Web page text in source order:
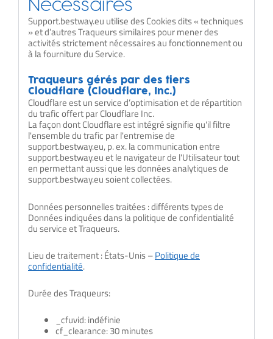
Nécessaires
Support.bestway.eu utilise des Cookies dits « techniques
» et d’autres Traqueurs similaires pour mener des
activités strictement nécessaires au fonctionnement ou
à la fourniture du Service.
Traqueurs gérés par des tiers
Cloudflare (Cloudflare, Inc.)
Cloudflare est un service d’optimisation et de répartition
du trafic offert par Cloudflare Inc.
La façon dont Cloudflare est intégré signifie qu'il filtre
l'ensemble du trafic par l'entremise de
support.bestway.eu, p. ex. la communication entre
support.bestway.eu et le navigateur de l'Utilisateur tout
en permettant aussi que les données analytiques de
support.bestway.eu soient collectées.
Données personnelles traitées : différents types de
Données indiquées dans la politique de confidentialité
du service et Traqueurs.
Lieu de traitement : États-Unis –Politique de
confidentialité.
Durée des Traqueurs:
_cfuvid: indéfinie
cf_clearance: 30 minutes